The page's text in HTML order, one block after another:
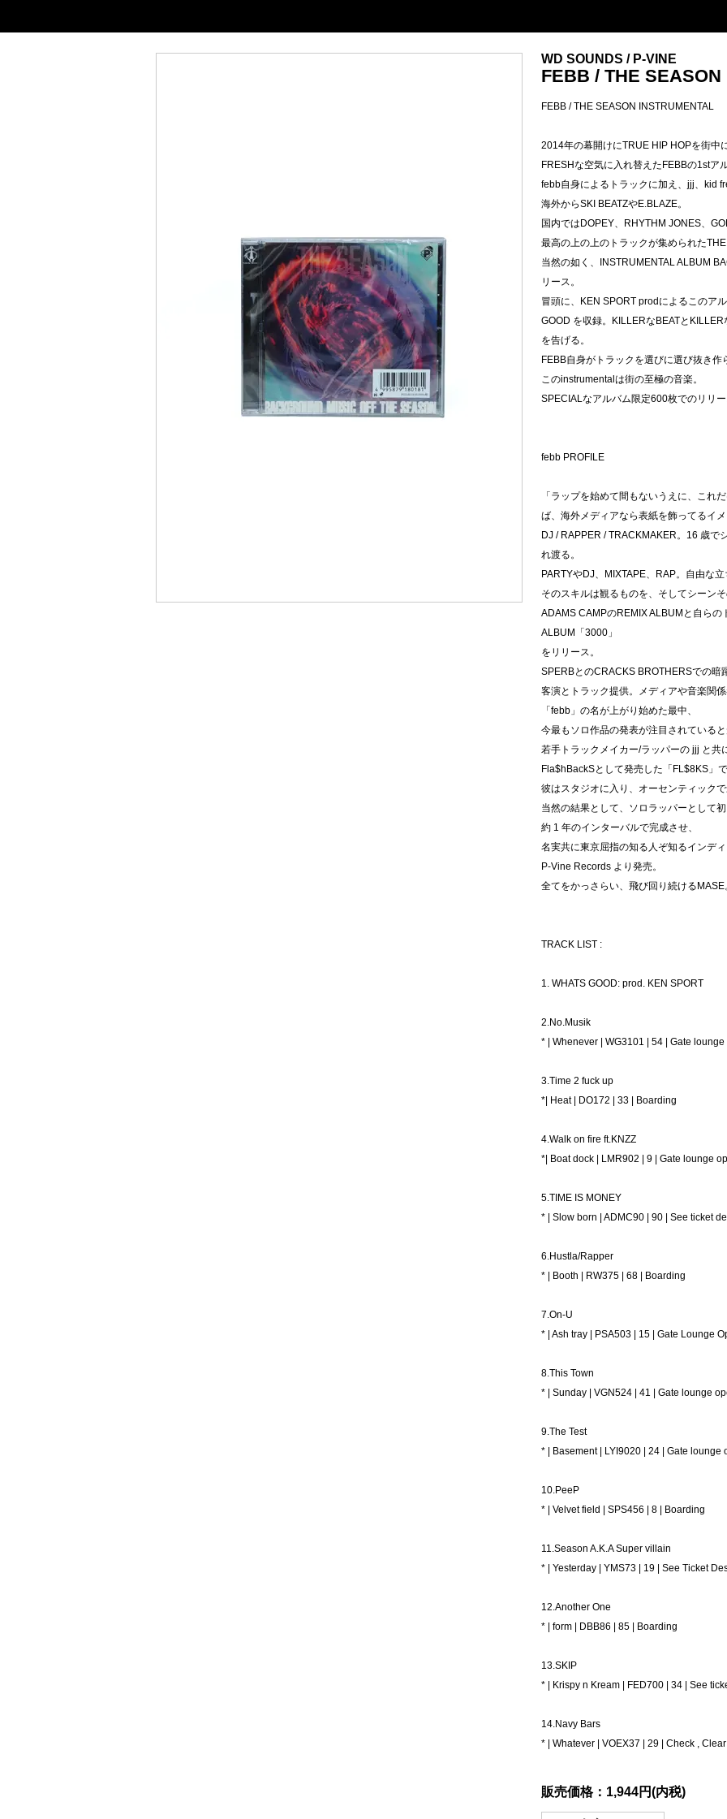
WD SOUNDS / P-VINE
FEBB / THE SEASON
FEBB / THE SEASON INSTRUMENTAL
2014年の幕開けにTRUE HIP HOPを街中
FRESHな空気に入れ替えたFEBBの1stア
febb自身によるトラックに加え、jjj、kid
海外からSKI BEATZやE.BLAZE。
国内ではDOPEY、RHYTHM JONES、
最高の上の上のトラックが集められたTHE
当然の如く、INSTRUMENTAL ALBUM
リース。
冒頭に、KEN SPORT prodによるこのア
GOOD を収録。KILLERなBEATと
を告げる。
FEBB自身がトラックを選びに選び抜き作
このinstrumentalは街の至極の音楽。
SPECIALなアルバム限定600枚でのリリー
febb PROFILE
「ラップを始めて間もないうえに、これ
ば、海外メディアなら表紙を飾ってるイメ
DJ / RAPPER / TRACKMAKER。16 歳で
れ渡る。
PARTYやDJ、MIXTAPE、RAP。自由な立
そのスキルは観るものを、そしてシーンそ
ADAMS CAMPのREMIX ALBUMと自ら
ALBUM「3000」
をリリース。
SPERBとのCRACKS BROTHERSでの暗
客演とトラック提供。メディアや音楽関
「febb」の名が上がり始めた最中、
今最もソロ作品の発表が注目されている
若手トラックメイカー/ラッパーの jjj と共
Fla$hBackSとして発売した「FL$8KS」
彼はスタジオに入り、オーセンティック
当然の結果として、ソロラッパーとして
約 1 年のインターバルで完成させ、
名実共に東京屈指の知る人ぞ知るインデ
P-Vine Records より発売。
全てをかっさらい、飛び回り続けるMASE
TRACK LIST :
1. WHATS GOOD: prod. KEN SPORT
2.No.Musik
* | Whenever | WG3101 | 54 | Gate lounge
3.Time 2 fuck up
*| Heat | DO172 | 33 | Boarding
4.Walk on fire ft.KNZZ
*| Boat dock | LMR902 | 9 | Gate lounge
5.TIME IS MONEY
* | Slow born | ADMC90 | 90 | See ticket
6.Hustla/Rapper
* | Booth | RW375 | 68 | Boarding
7.On-U
* | Ash tray | PSA503 | 15 | Gate Lounge
8.This Town
* | Sunday | VGN524 | 41 | Gate lounge
9.The Test
* | Basement | LYI9020 | 24 | Gate lounge
10.PeeP
* | Velvet field | SPS456 | 8 | Boarding
11.Season A.K.A Super villain
* | Yesterday | YMS73 | 19 | See Ticket
12.Another One
* | form | DBB86 | 85 | Boarding
13.SKIP
* | Krispy n Kream | FED700 | 34 | See
14.Navy Bars
* | Whatever | VOEX37 | 29 | Check ,
販売価格：1,944円(内税)